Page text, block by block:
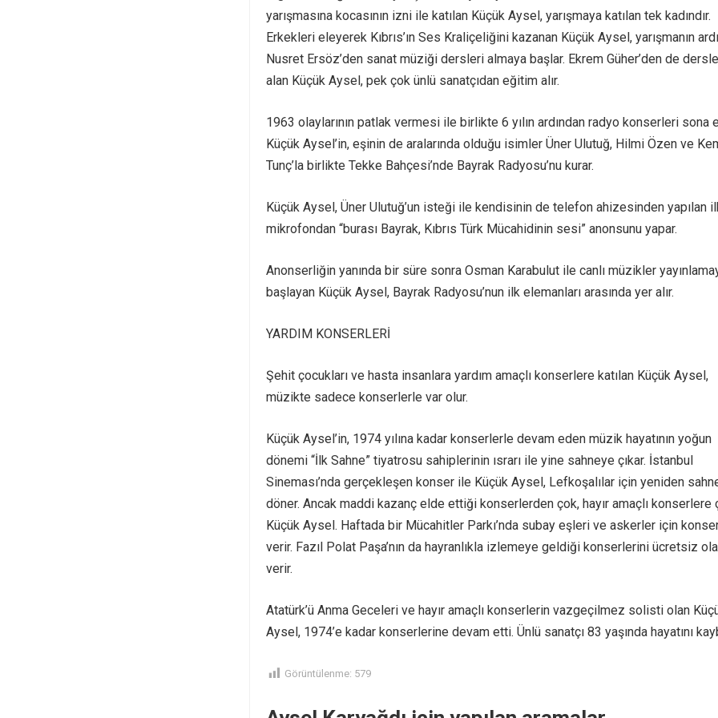
yarışmasına kocasının izni ile katılan Küçük Aysel, yarışmaya katılan tek kadındır.
Erkekleri eleyerek Kıbrıs’ın Ses Kraliçeliğini kazanan Küçük Aysel, yarışmanın
Nusret Ersöz’den sanat müziği dersleri almaya başlar. Ekrem Güher’den de
alan Küçük Aysel, pek çok ünlü sanatçıdan eğitim alır.
1963 olaylarının patlak vermesi ile birlikte 6 yılın ardından radyo konserleri sona
Küçük Aysel’in, eşinin de aralarında olduğu isimler Üner Ulutuğ, Hilmi Özen ve
Tunç’la birlikte Tekke Bahçesi’nde Bayrak Radyosu’nu kurar.
Küçük Aysel, Üner Ulutuğ’un isteği ile kendisinin de telefon ahizesinden yapılan
mikrofondan “burası Bayrak, Kıbrıs Türk Mücahidinin sesi” anonsunu yapar.
Anonserliğin yanında bir süre sonra Osman Karabulut ile canlı müzikler
başlayan Küçük Aysel, Bayrak Radyosu’nun ilk elemanları arasında yer alır.
YARDIM KONSERLERİ
Şehit çocukları ve hasta insanlara yardım amaçlı konserlere katılan Küçük Aysel,
müzikte sadece konserlerle var olur.
Küçük Aysel’in, 1974 yılına kadar konserlerle devam eden müzik hayatının yoğun
dönemi “İlk Sahne” tiyatrosu sahiplerinin ısrarı ile yine sahneye çıkar. İstanbul
Sineması’nda gerçekleşen konser ile Küçük Aysel, Lefkoşalılar için yeniden
döner. Ancak maddi kazanç elde ettiği konserlerden çok, hayır amaçlı konserlere
Küçük Aysel. Haftada bir Mücahitler Parkı’nda subay eşleri ve askerler için
verir. Fazıl Polat Paşa’nın da hayranlıkla izlemeye geldiği konserlerini ücretsiz
verir.
Atatürk’ü Anma Geceleri ve hayır amaçlı konserlerin vazgeçilmez solisti olan
Aysel, 1974’e kadar konserlerine devam etti. Ünlü sanatçı 83 yaşında hayatını
Görüntülenme: 579